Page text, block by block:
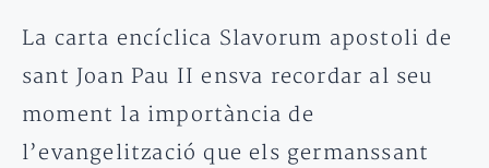
La carta encíclica Slavorum apostoli de
sant Joan Pau II ensva recordar al seu
moment la importància de
l’evangelització que els germanssant